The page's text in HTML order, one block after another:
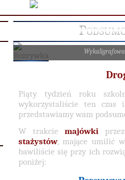
Piąty tydzień roku
wykorzystaliście ten czas
przedstawiamy wam
W trakciemajówki
stażystów, mające umilić
bawiliście się przy ich
poniżej: